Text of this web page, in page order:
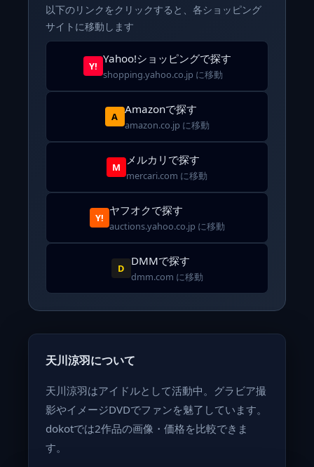
以下のリンクをクリックすると、各ショッピング
サイトに移動します
Y!
Yahoo!ショッピングで探す
shopping.yahoo.co.jp に移動
A
Amazonで探す
amazon.co.jp に移動
M
メルカリで探す
mercari.com に移動
Y!
ヤフオクで探す
auctions.yahoo.co.jp に移動
D
DMMで探す
dmm.com に移動
天川涼羽について
天川涼羽はアイドルとして活動中。グラビア撮
影やイメージDVDでファンを魅了しています。
dokotでは2作品の画像・価格を比較できま
す。